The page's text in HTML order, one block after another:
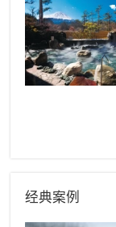
经典案例